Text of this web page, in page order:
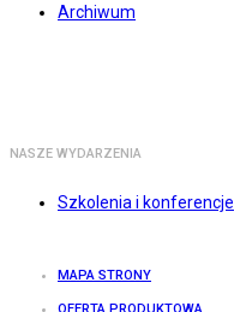
Archiwum
NASZE WYDARZENIA
Szkolenia i konferencje
MAPA STRONY